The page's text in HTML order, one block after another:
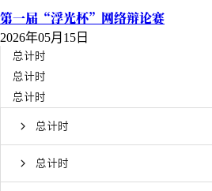
第一届“浮光杯”网络辩论赛
2026年05月15日
总计时
总计时
总计时
总计时
总计时